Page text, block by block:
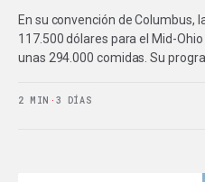
En su convención de Columbus,
117.500 dólares para el Mid-
unas 294.000 comidas. Su
2 MIN · 3 DÍAS